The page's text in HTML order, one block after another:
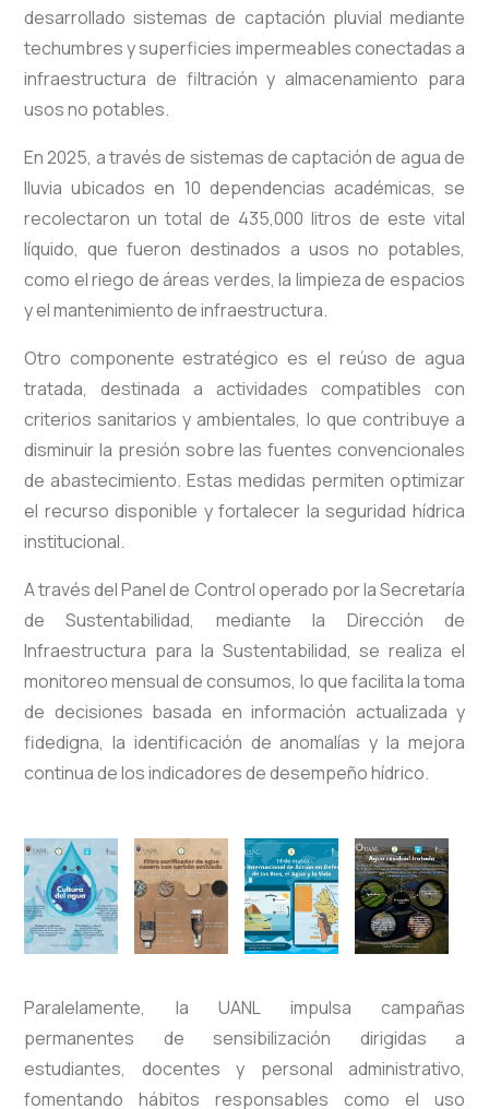
desarrollado sistemas de captación pluvial mediante
techumbres y superficies impermeables conectadas a
infraestructura de filtración y almacenamiento para
usos no potables.
En 2025, a través de sistemas de captación de agua de
lluvia ubicados en 10 dependencias académicas, se
recolectaron un total de 435,000 litros de este vital
líquido, que fueron destinados a usos no potables,
como el riego de áreas verdes, la limpieza de espacios
y el mantenimiento de infraestructura.
Otro componente estratégico es el reúso de agua
tratada, destinada a actividades compatibles con
criterios sanitarios y ambientales, lo que contribuye a
disminuir la presión sobre las fuentes convencionales
de abastecimiento. Estas medidas permiten optimizar
el recurso disponible y fortalecer la seguridad hídrica
institucional.
A través del Panel de Control operado por la Secretaría
de Sustentabilidad, mediante la Dirección de
Infraestructura para la Sustentabilidad, se realiza el
monitoreo mensual de consumos, lo que facilita la toma
de decisiones basada en información actualizada y
fidedigna, la identificación de anomalías y la mejora
continua de los indicadores de desempeño hídrico.
Paralelamente, la UANL impulsa campañas
permanentes de sensibilización dirigidas a
estudiantes, docentes y personal administrativo,
fomentando hábitos responsables como el uso